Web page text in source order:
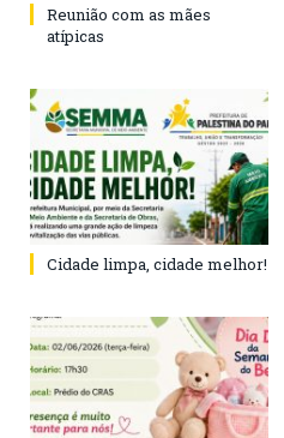
Reunião com as mães
atípicas
Cidade limpa, cidade melhor!